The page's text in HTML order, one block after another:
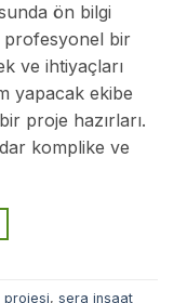
ön bilgi
profesyonel bir
ve ihtiyaçları
yapacak ekibe
proje hazırları.
komplike ve
projesi, sera inşaat